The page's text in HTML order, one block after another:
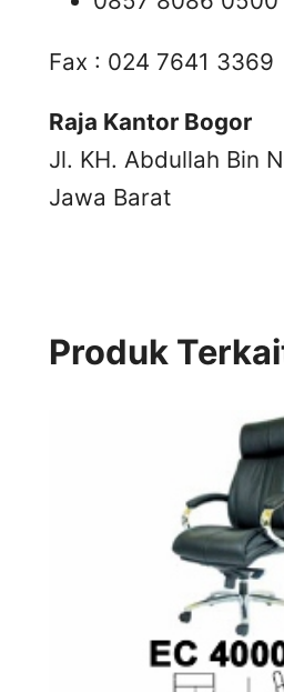
Fax : 024 7641 3369
Raja Kantor Bogor
Jl. KH. Abdullah Bin
Jawa Barat
Produk